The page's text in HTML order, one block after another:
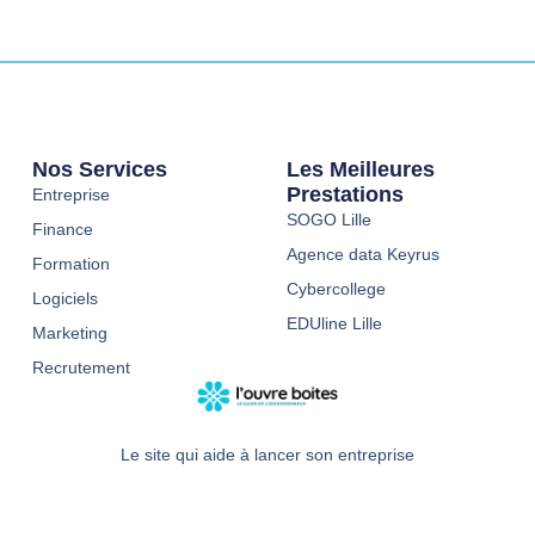
Le site qui aide à lancer son entreprise
Nos Services
Entreprise
Finance
Formation
Logiciels
Marketing
Recrutement
Les Meilleures
Prestations
SOGO Lille
Agence data Keyrus
Cybercollege
EDUline Lille